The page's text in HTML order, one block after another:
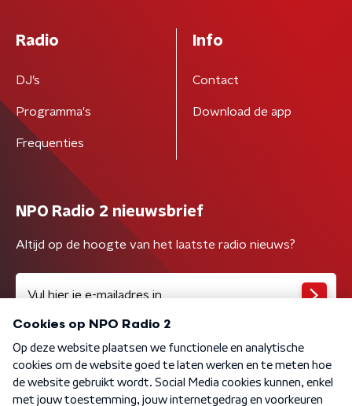
Radio
DJ’s
Programma's
Frequenties
Info
Contact
Download de app
NPO Radio 2 nieuwsbrief
Altijd op de hoogte van het laatste radio nieuws?
Algemene voorwaarden